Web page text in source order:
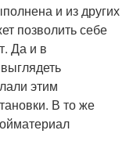
и из других
позволить себе
Да и в
этим
В то же